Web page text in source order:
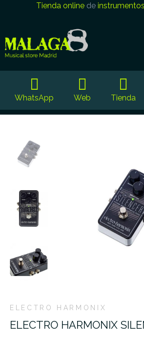
Tienda onlinede
WhatsApp Web Tienda
ELECTRO HARMONIX
ELECTRO HARMONIX